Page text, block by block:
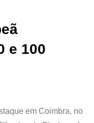
e 100
em Coimbra, no